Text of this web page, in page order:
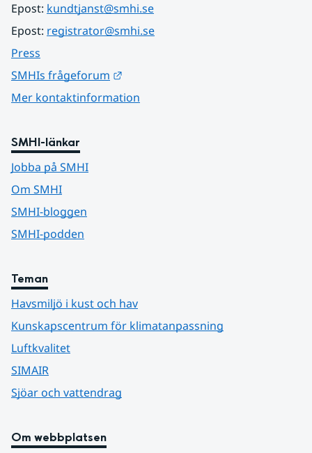
Epost: kundtjanst@smhi.se
Epost: registrator@smhi.se
Press
SMHIs frågeforum
Mer kontaktinformation
SMHI-länkar
Jobba på SMHI
Om SMHI
SMHI-bloggen
SMHI-podden
Teman
Havsmiljö i kust och hav
Kunskapscentrum för klimatanpassning
Luftkvalitet
SIMAIR
Sjöar och vattendrag
Om webbplatsen